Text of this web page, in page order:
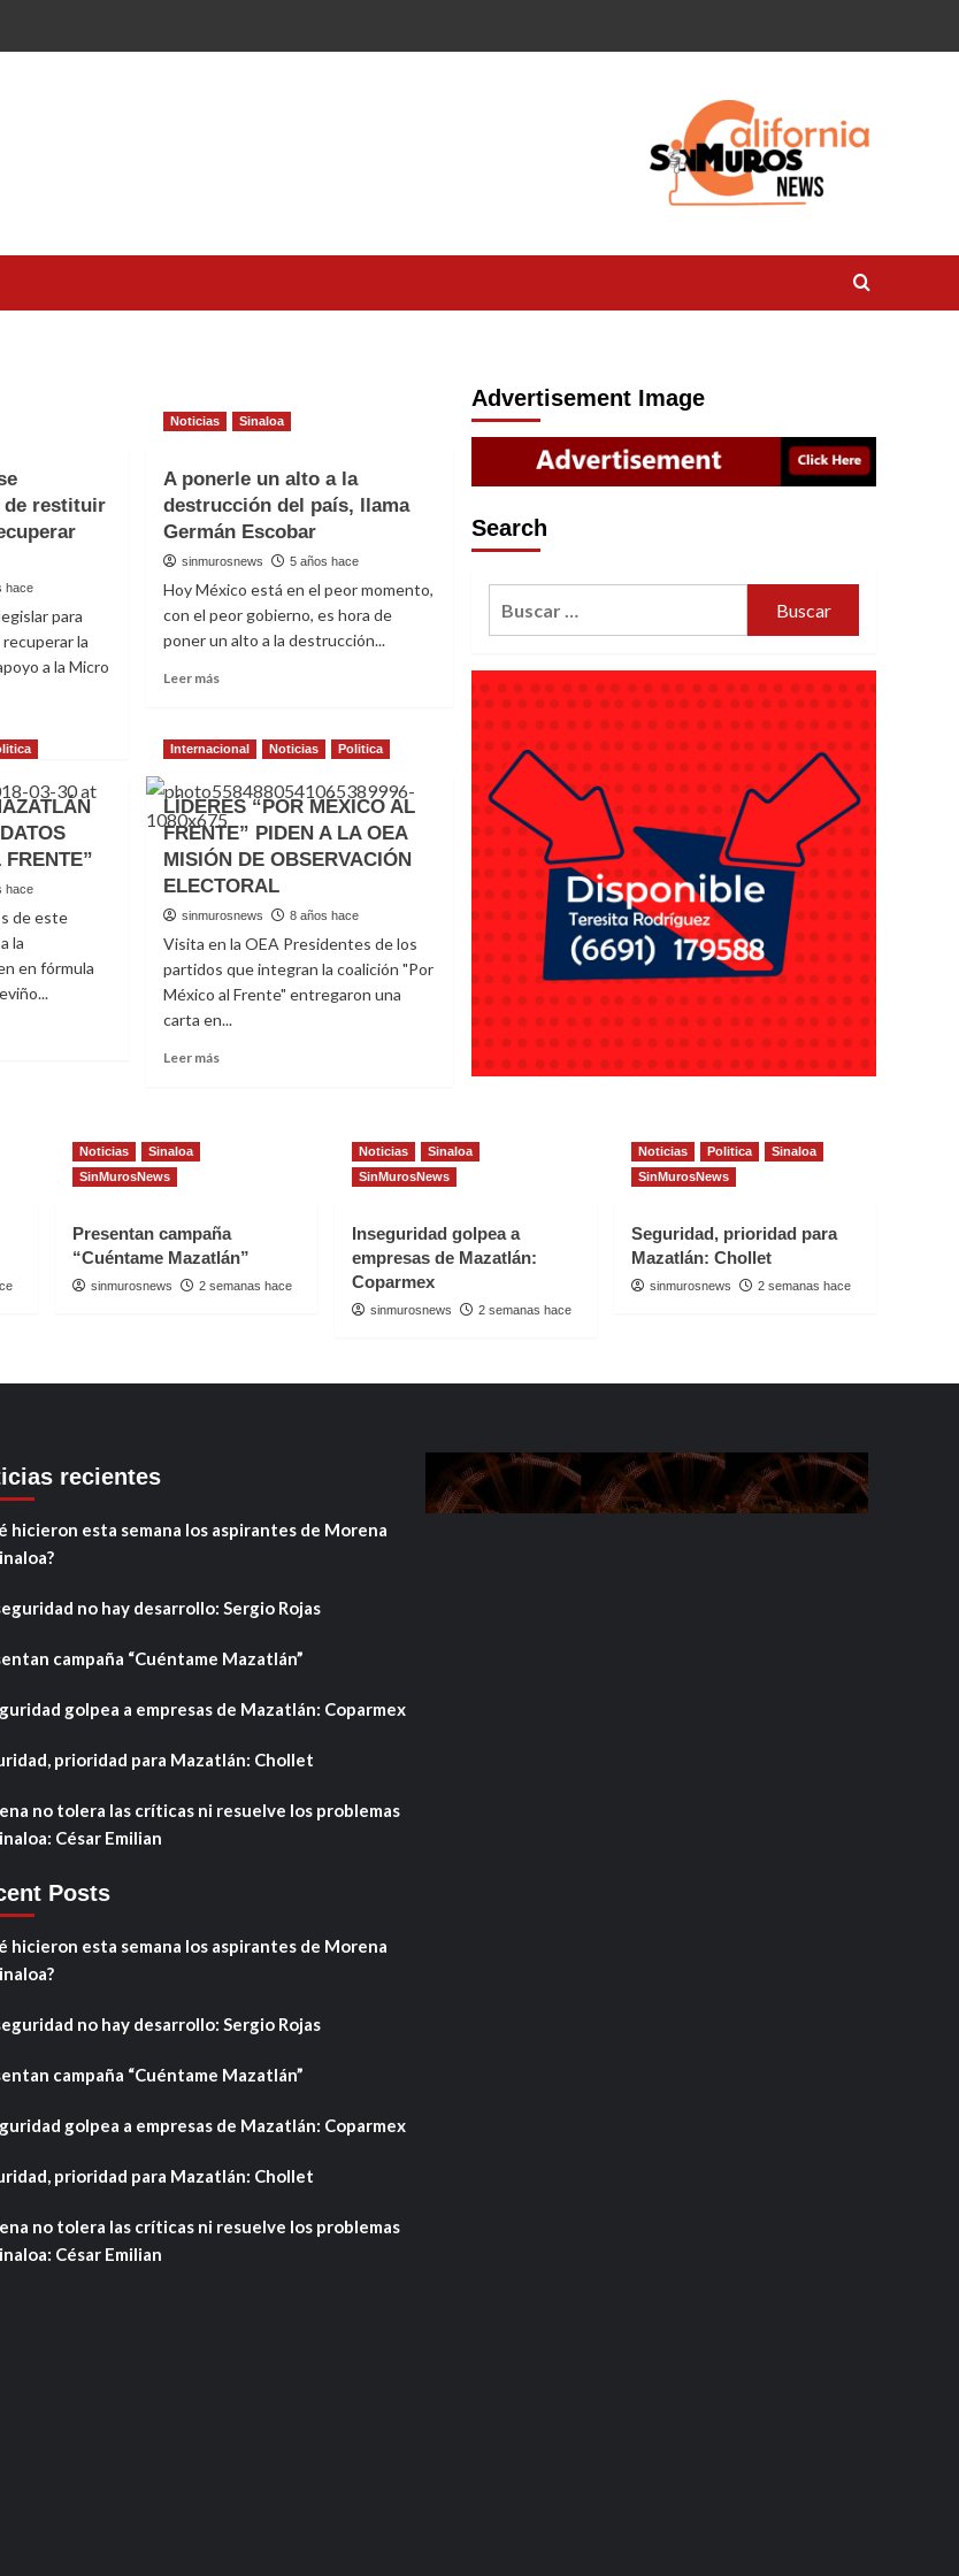
de restituir
hace
para
la
a la Micro
Noticias Sinaloa
A ponerle un alto a la
destrucción del país, llama
Germán Escobar
sinmurosnews 5 años hace
Hoy México está en el peor momento,
con el peor gobierno, es hora de
poner un alto a la destrucción...
Leer másRead
A
ponerle
un
alto
a
la
destrucción
del
país,
llama
Escobar
hace
de este
la
en fórmula
Internacional Noticias Politica
LÍDERES “POR MÉXICO AL
FRENTE” PIDEN A LA OEA
MISIÓN DE OBSERVACIÓN
ELECTORAL
sinmurosnews 8 años hace
Visita en la OEA Presidentes de los
partidos que integran la coalición "Por
México al Frente" entregaron una
carta en...
Leer másRead
PIDEN
A
OEA
ELECTORAL
Advertisement Image
Search
Noticias
Sinaloa
SinMurosNews
Presentan campaña
“Cuéntame Mazatlán”
sinmurosnews 2 semanas hace
Noticias
Sinaloa
SinMurosNews
Inseguridad golpea a
empresas de Mazatlán:
Coparmex
sinmurosnews 2 semanas hace
Noticias Politica
Sinaloa
SinMurosNews
Seguridad, prioridad para
Mazatlán: Chollet
sinmurosnews 2 semanas hace
recientes
hicieron esta semana los aspirantes de Morena
no hay desarrollo: Sergio Rojas
campaña “Cuéntame Mazatlán”
golpea a empresas de Mazatlán: Coparmex
prioridad para Mazatlán: Chollet
no tolera las críticas ni resuelve los problemas
César Emilian
Posts
hicieron esta semana los aspirantes de Morena
no hay desarrollo: Sergio Rojas
campaña “Cuéntame Mazatlán”
golpea a empresas de Mazatlán: Coparmex
prioridad para Mazatlán: Chollet
no tolera las críticas ni resuelve los problemas
César Emilian